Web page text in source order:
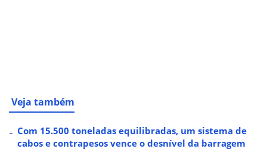
Veja também
Com 15.500 toneladas equilibradas, um sistema de
cabos e contrapesos vence o desnível da barragem